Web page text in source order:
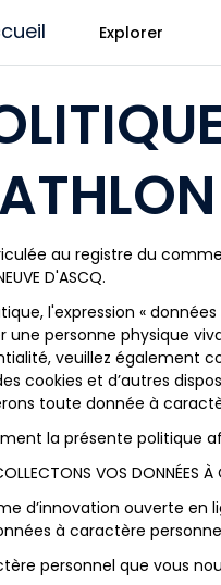
Explorer
au registre du
D'ASCQ.
l'expression «
une personne physique
veuillez également
cookies et d’autres
toute donnée à
la présente politique
VOS DONNÉES À
d’innovation ouverte en
à caractère
personnel que vous